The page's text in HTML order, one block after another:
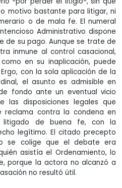
motivo bastante para litigar, ni
o de mala fe. El numeral
Administrativo dispone
de su pago. Aunque se trate de
inmune al control casacional,
en su inaplicación, puede
con la sola aplicación de la
el asunto es admisible en
fondo ante un eventual vicio
las disposiciones legales que
reclama contra la condena en
litigado de buena fe, con la
legítimo. El citado precepto
se colige que el debate era
asistía el Ordenamiento, lo
porque la actora no alcanzó a
no resultó útil.